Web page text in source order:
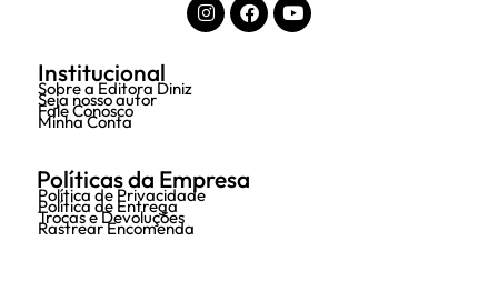
Institucional
Sobre a Editora Diniz
Seja nosso autor
Fale Conosco
Minha Conta
Políticas da Empresa
Política de Privacidade
Política de Entrega
Trocas e Devoluções
Rastrear Encomenda